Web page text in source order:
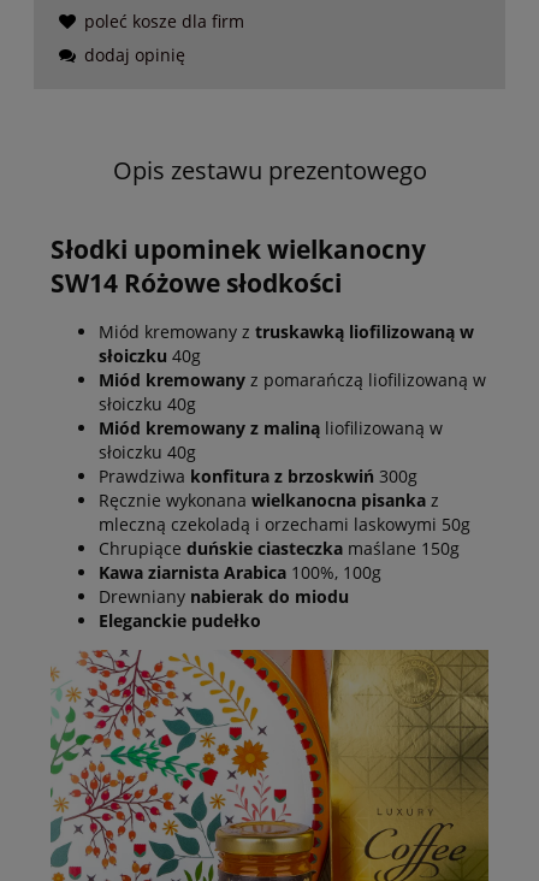
poleć kosze dla firm
dodaj opinię
Opis zestawu prezentowego
Słodki upominek wielkanocny
SW14 Różowe słodkości
Miód kremowany z truskawką liofilizowaną w
słoiczku 40g
Miód kremowany z pomarańczą liofilizowaną w
słoiczku 40g
Miód kremowany z maliną liofilizowaną w
słoiczku 40g
Prawdziwa konfitura z brzoskwiń 300g
Ręcznie wykonana wielkanocna pisanka z
mleczną czekoladą i orzechami laskowymi 50g
Chrupiące duńskie ciasteczka maślane 150g
Kawa ziarnista Arabica 100%, 100g
Drewniany nabierak do miodu
Eleganckie pudełko